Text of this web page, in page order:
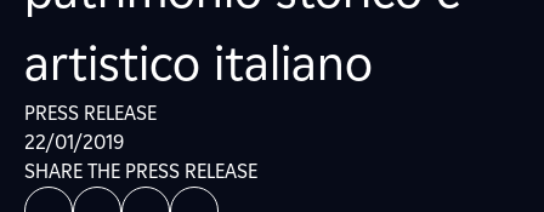
artistico italiano
PRESS RELEASE
22/01/2019
SHARE THE PRESS RELEASE